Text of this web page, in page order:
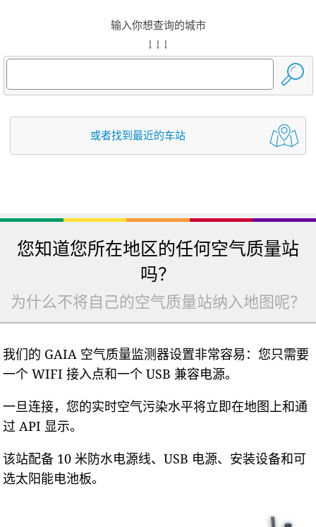
输入你想查询的城市
↓ ↓ ↓
或者找到最近的车站
您知道您所在地区的任何空气质量站
吗？
为什么不将自己的空气质量站纳入地图呢？
我们的 GAIA 空气质量监测器设置非常容易：您只需要
一个 WIFI 接入点和一个 USB 兼容电源。
一旦连接，您的实时空气污染水平将立即在地图上和通
过 API 显示。
该站配备 10 米防水电源线、USB 电源、安装设备和可
选太阳能电池板。